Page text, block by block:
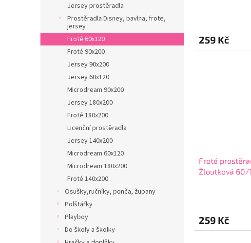
Jersey prostěradla
Prostěradla Disney, bavlna, frote,
jersey
Froté 60x120
Froté 90x200
Jersey 90x200
Jersey 60x120
Microdream 90x200
Jersey 180x200
Froté 180x200
Licenční prostěradla
Jersey 140x200
Microdream 60x120
Microdream 180x200
Froté 140x200
Osušky,ručníky, ponča, župany
Polštářky
Playboy
Do školy a školky
259 Kč
Froté
Žloutková 60/
259 Kč